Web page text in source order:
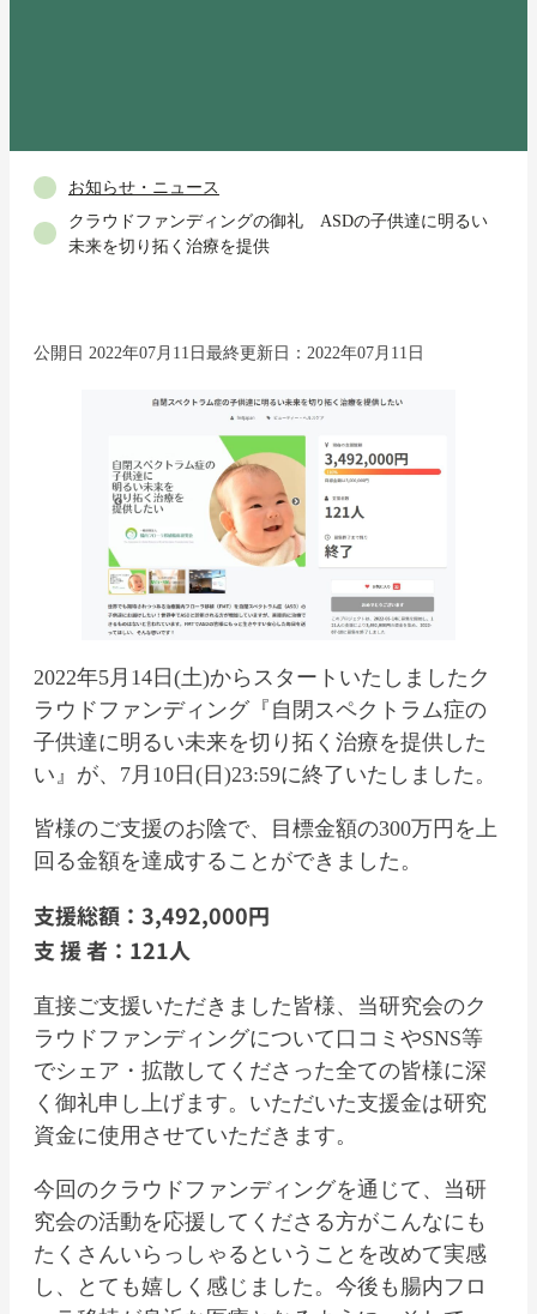
お知らせ・ニュース
クラウドファンディングの御礼 ASDの子供達に明るい
未来を切り拓く治療を提供
公開日 2022年07月11日最終更新日：2022年07月11日
2022年5月14日(土)からスタートいたしましたク
ラウドファンディング『自閉スペクトラム症の
子供達に明るい未来を切り拓く治療を提供した
い』が、7月10日(日)23:59に終了いたしました。
皆様のご支援のお陰で、目標金額の300万円を上
回る金額を達成することができました。
支援総額：3,492,000円
支 援 者：121人
直接ご支援いただきました皆様、当研究会のク
ラウドファンディングについて口コミやSNS等
でシェア・拡散してくださった全ての皆様に深
く御礼申し上げます。いただいた支援金は研究
資金に使用させていただきます。
今回のクラウドファンディングを通じて、当研
究会の活動を応援してくださる方がこんなにも
たくさんいらっしゃるということを改めて実感
し、とても嬉しく感じました。今後も腸内フロ